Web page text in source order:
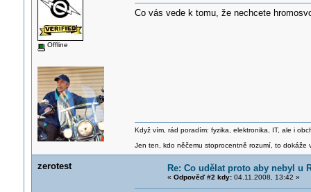
Offline
Co vás vede k tomu, že nechcete
Když vím, rád poradím: fyzika, elektronika, IT, ale i
Jen ten, kdo něčemu stoprocentně rozumí, to dokáže
zerotest Re: Co udělat proto aby nebyl u
« Odpověď #2 kdy:04.11.2008, 13:42 »